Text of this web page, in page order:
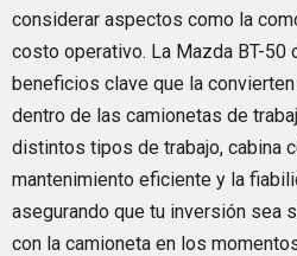
considerar aspectos como la
costo operativo. La Mazda BT-50
beneficios clave que la
dentro de las camionetas de
distintos tipos de trabajo, cabina
mantenimiento eficiente y la
asegurando que tu inversión sea
con la camioneta en los